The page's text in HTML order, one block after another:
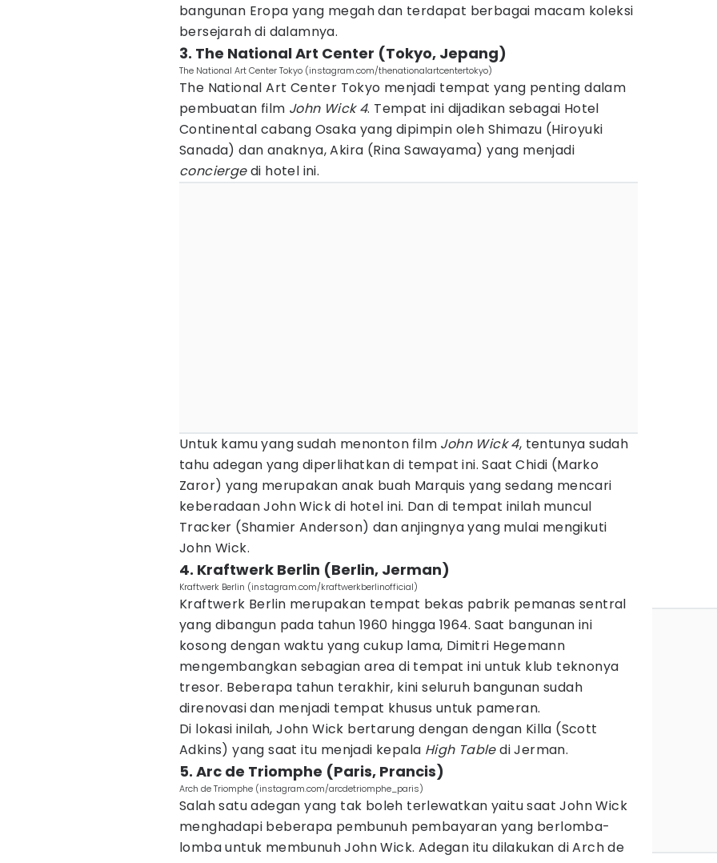
bangunan Eropa yang megah dan terdapat berbagai macam koleksi
bersejarah di dalamnya.
3. The National Art Center (Tokyo, Jepang)
The National Art Center Tokyo (instagram.com/thenationalartcentertokyo)
The National Art Center Tokyo menjadi tempat yang penting dalam
pembuatan film John Wick 4. Tempat ini dijadikan sebagai Hotel
Continental cabang Osaka yang dipimpin oleh Shimazu (Hiroyuki
Sanada) dan anaknya, Akira (Rina Sawayama) yang menjadi
conciergedi hotel ini.
Untuk kamu yang sudah menonton film John Wick 4, tentunya sudah
tahu adegan yang diperlihatkan di tempat ini. Saat Chidi (Marko
Zaror) yang merupakan anak buah Marquis yang sedang mencari
keberadaan John Wick di hotel ini. Dan di tempat inilah muncul
Tracker (Shamier Anderson) dan anjingnya yang mulai mengikuti
John Wick.
4. Kraftwerk Berlin (Berlin, Jerman)
Kraftwerk Berlin (instagram.com/kraftwerkberlinofficial)
Kraftwerk Berlin merupakan tempat bekas pabrik pemanas sentral
yang dibangun pada tahun 1960 hingga 1964. Saat bangunan ini
kosong dengan waktu yang cukup lama, Dimitri Hegemann
mengembangkan sebagian area di tempat ini untuk klub teknonya
tresor. Beberapa tahun terakhir, kini seluruh bangunan sudah
direnovasi dan menjadi tempat khusus untuk pameran.
Di lokasi inilah, John Wick bertarung dengan dengan Killa (Scott
Adkins) yang saat itu menjadi kepala High Tabledi Jerman.
5. Arc de Triomphe (Paris, Prancis)
Arch de Triomphe (instagram.com/arcdetriomphe_paris)
Salah satu adegan yang tak boleh terlewatkan yaitu saat John Wick
menghadapi beberapa pembunuh pembayaran yang berlomba-
lomba untuk membunuh John Wick. Adegan itu dilakukan di Arch de